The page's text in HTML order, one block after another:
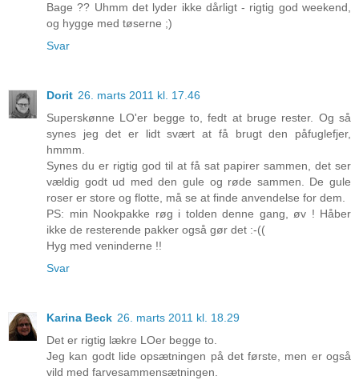
Bage ?? Uhmm det lyder ikke dårligt - rigtig god weekend,
og hygge med tøserne ;)
Svar
Dorit 26. marts 2011 kl. 17.46
Superskønne LO'er begge to, fedt at bruge rester. Og så
synes jeg det er lidt svært at få brugt den påfuglefjer,
hmmm.
Synes du er rigtig god til at få sat papirer sammen, det ser
vældig godt ud med den gule og røde sammen. De gule
roser er store og flotte, må se at finde anvendelse for dem.
PS: min Nookpakke røg i tolden denne gang, øv ! Håber
ikke de resterende pakker også gør det :-((
Hyg med veninderne !!
Svar
Karina Beck 26. marts 2011 kl. 18.29
Det er rigtig lækre LOer begge to.
Jeg kan godt lide opsætningen på det første, men er også
vild med farvesammensætningen.